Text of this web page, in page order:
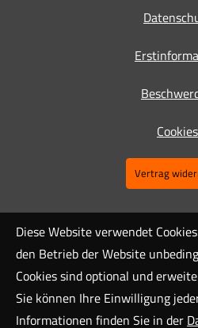
Cookies
Vertrag
Diese Website verwendet
den Betrieb der Website
Cookies sind optional und
Sie können Ihre Einwilligung
Informationen finden Sie in der